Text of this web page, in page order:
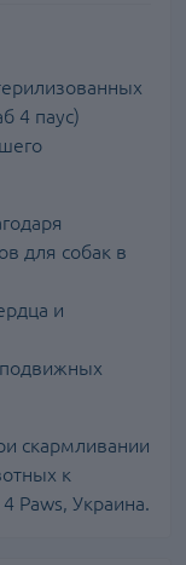
4 паус)
для собак в
и
скармливании
к
Paws, Украина.